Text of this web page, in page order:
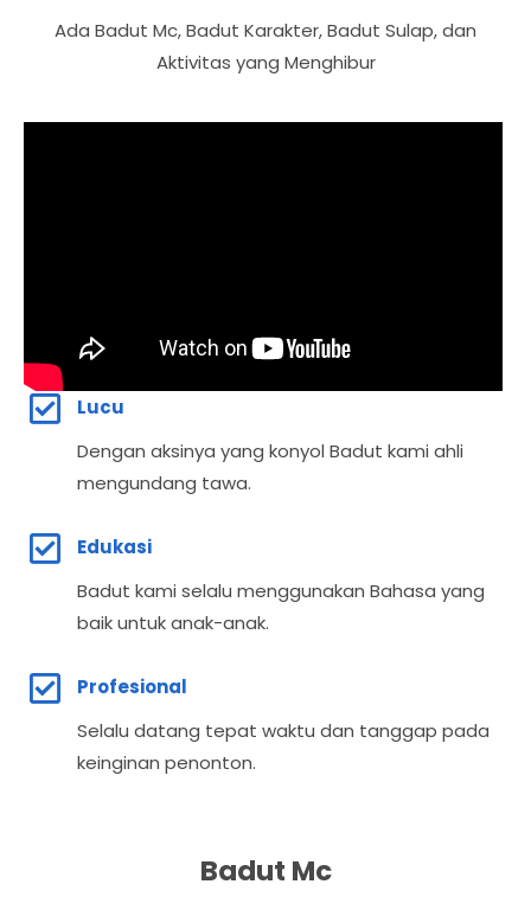
Ada Badut Mc, Badut Karakter, Badut Sulap, dan
Aktivitas yang Menghibur
Lucu
Dengan aksinya yang konyol Badut kami ahli
mengundang tawa.
Edukasi
Badut kami selalu menggunakan Bahasa yang
baik untuk anak-anak.
Profesional
Selalu datang tepat waktu dan tanggap pada
keinginan penonton.
Badut Mc